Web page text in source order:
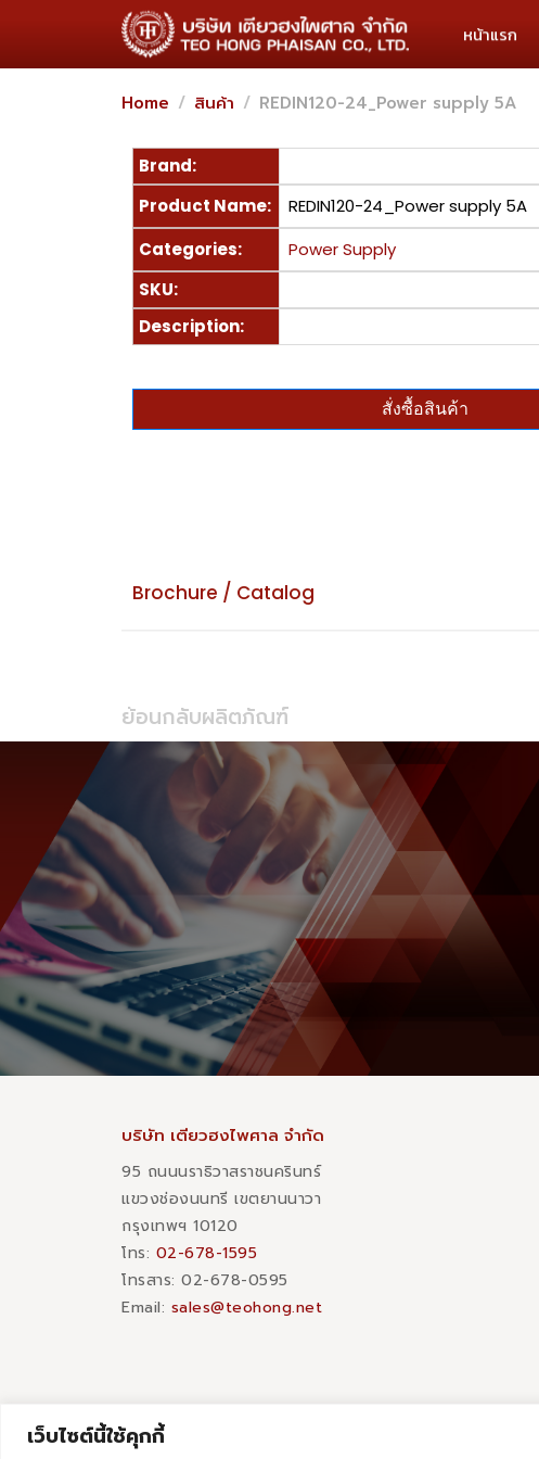
เว็บไซต์นี้ใช้คุกกี้
หน้าแรก
Home สินค้า REDIN120-24_Power supply 5A
Brand:
Product Name:
REDIN120-24_Power supply 5A
Categories:
Power Supply
SKU:
Description:
สั่งซื้อสินค้า
Brochure / Catalog
ย้อนกลับผลิตภัณฑ์
บริษัท เตียวฮงไพศาล จำกัด
95 ถนนนราธิวาสราชนครินทร์
แขวงช่องนนทรี เขตยานนาวา
กรุงเทพฯ 10120
โทร: 02-678-1595
โทรสาร:​ 02-678-0595
Email: sales@teohong.net